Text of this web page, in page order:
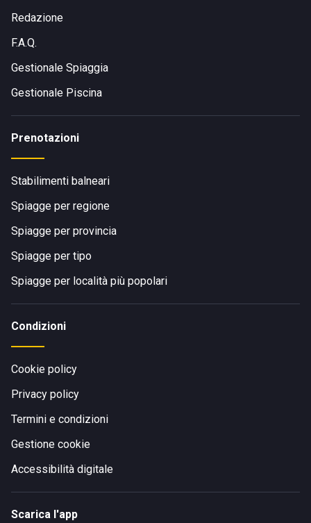
Redazione
F.A.Q.
Gestionale Spiaggia
Gestionale Piscina
Prenotazioni
Stabilimenti balneari
Spiagge per regione
Spiagge per provincia
Spiagge per tipo
Spiagge per località più popolari
Condizioni
Cookie policy
Privacy policy
Termini e condizioni
Gestione cookie
Accessibilità digitale
Scarica l'app